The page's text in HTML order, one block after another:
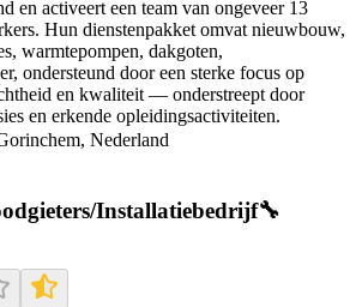
en activeert een team van ongeveer 13
Hun dienstenpakket omvat nieuwbouw,
warmtepompen, dakgoten,
ondersteund door een sterke focus op
en kwaliteit — onderstreept door
en erkende opleidingsactiviteiten.
Nederland
Installatiebedrijf🔧